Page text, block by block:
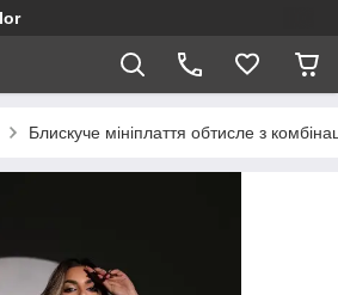
Блискуче мініплаття обтисле з